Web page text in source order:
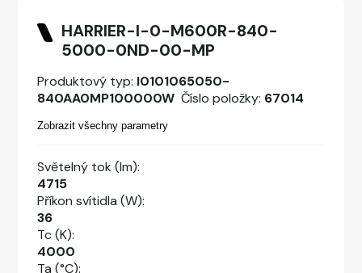
HARRIER-I-0-M600R-840-
5000-0ND-00-MP
Produktový typ: I0101065050-
840AA0MP100000W Číslo položky: 67014
Zobrazit všechny parametry
Světelný tok (lm):
4715
Příkon svítidla (W):
36
Tc (K):
4000
Ta (°C):